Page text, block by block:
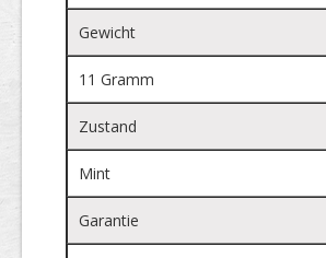
Gewicht
11 Gramm
Zustand
Mint
Garantie